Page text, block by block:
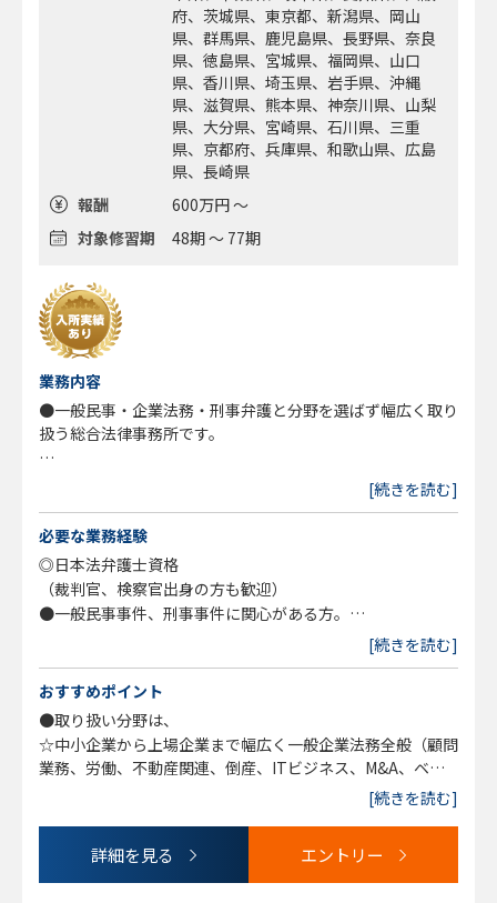
府、茨城県、東京都、新潟県、岡山
県、群馬県、鹿児島県、長野県、奈良
県、徳島県、宮城県、福岡県、山口
県、香川県、埼玉県、岩手県、沖縄
県、滋賀県、熊本県、神奈川県、山梨
県、大分県、宮崎県、石川県、三重
県、京都府、兵庫県、和歌山県、広島
県、長崎県
報酬
600万円 ～
対象修習期
48期 ～ 77期
業務内容
●一般民事・企業法務・刑事弁護と分野を選ばず幅広く取り
扱う総合法律事務所です。
◎従来型の法律事務所運営に疑問を感じ、新しいスタイルの
◎高い専門性（例えばM&A、国際法務等）を有しながら
も、弁護士大増員時代での顧客開拓に不安をかかえる弁護士
など、現状のご自身の境遇を打開しようとしている経験弁護
士の方は、ぜひ、ご検討ください。
※専門分野のチームリーダーを務めることができるレベルの
高い専門性を持った方や、
裁判官、検察官出身の方を歓迎します。
※これまで、顧客層の多い個人・中小企業からの依頼を中心
に対応してきましたが、
組織として大きな成長を遂げた結果、上場企業をはじめとす
◎個人受任：可（但し、売上の20％を経費負担金として事
[続きを読む]
必要な業務経験
◎日本法弁護士資格
（裁判官、検察官出身の方も歓迎）
●一般民事事件、刑事事件に関心がある方。
●Ｍ＆Ａ、国際法務、企業法務分野に関心がある方。国際契
●弁護士業がサービス業であることに理解があり、顧客に対
して親切かつ丁寧に対応できる方。
●自身の専門分野を積極的に開拓していこうとする意欲のあ
る方。
●固定観念にとらわれず、柔軟な思考ができる方、協調性の
※随時全国各オフィスで経験弁護士の採用および検討を行っ
[続きを読む]
おすすめポイント
●取り扱い分野は、
☆中小企業から上場企業まで幅広く一般企業法務全般（顧問
業務、労働、不動産関連、倒産、ITビジネス、M&A、ベン
チャー支援、IPO支援、海外進出支援・国際取引、紛争対
問題、債務整理、遺言・相続、労働、消費者被害、B型肝炎
訴訟、外国人ビザ申請など
[続きを読む]
詳細を見る エントリー